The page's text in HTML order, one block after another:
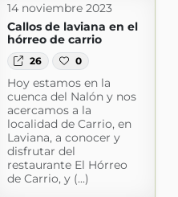
14 noviembre 2023
Callos de laviana en el
hórreo de carrio
26 0
Hoy estamos en la
cuenca del Nalón y nos
acercamos a la
localidad de Carrio, en
Laviana, a conocer y
disfrutar del
restaurante El Hórreo
de Carrio, y (...)